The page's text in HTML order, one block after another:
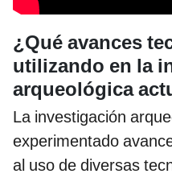
¿Qué avances
utilizando en la
arqueológica
La investigación
experimentado
al uso de diversas